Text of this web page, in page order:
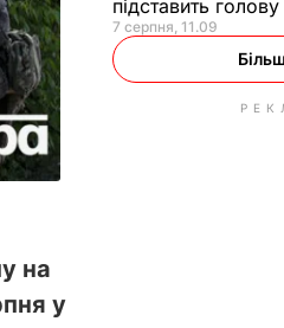
на
у
підставить
7 серпня, 11.09